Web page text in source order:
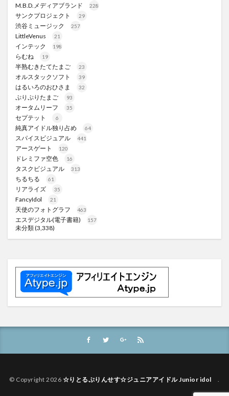
M.B.D.メディアブランド 228
サンクプロジェクト 29
渋谷ミュージック 257
LittleVenus 21
インテック 198
らむね 19
半熟むきたてたまご 23
オルスタックソフト 39
はるいろのおひさま 32
ぷりぷりたまご 93
オータムリーフ 35
セプテット 6
純真アイドル独り占め 64
スパイスビジュアル 441
アースゲート 120
ドレミファ空色 16
タスクビジュアル 313
ちるちる 61
リアライズ 35
FancyIdol 21
天使のフォトグラフ 463
エスデジタル(電子書籍) 157
未分類(3,338)
© Copyright 2026 ☆りとるぷりんせす☆ジュニアアイドル Junior idol.